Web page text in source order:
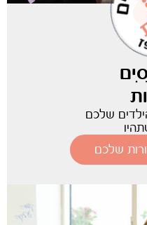
שלכם
שלכם